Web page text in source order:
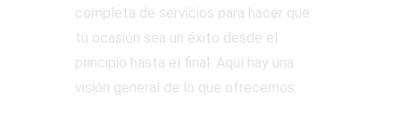
completa de servicios para hacer que
tu ocasión sea un éxito desde el
principio hasta el final. Aquí hay una
visión general de lo que ofrecemos: